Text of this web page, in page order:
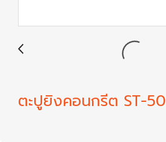
ตะปูยิงคอนกรีต ST-50